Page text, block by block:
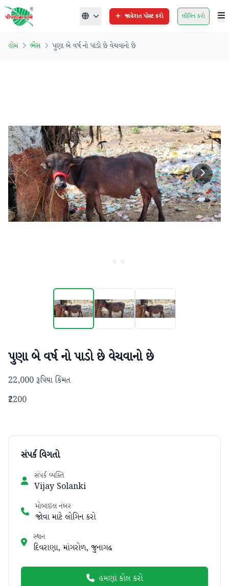
જાહેરાત પોસ્ટ કરો લૉગિન કરો
હોમ ભેંસ પુણા બે વર્ષ નો પાડો છે વેચવાનો છે
પુણા બે વર્ષ નો પાડો છે વેચવાનો છે
22,000 રૂપિયા કિંમત
₹2200
સંપર્ક વિગતો
સંપર્ક વ્યક્તિ
Vijay Solanki
મોબાઇલ નંબર
જોવા માટે લોગિન કરો
સ્થાન
દિવરાણા, માંગરોળ, જુનાગઢ
હમણાં કોલ કરો